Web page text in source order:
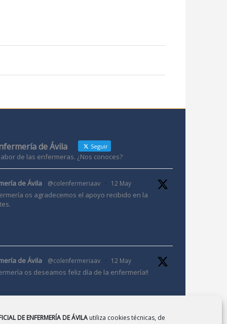
DE ENFERMERÍA DE ÁVILA utiliza cookies técnicas, de
de Ávila Seguir
de las enfermeras. ¿Nos conoces?
de Ávila @colenfermeriaav · 12 May
os agradecemos el apoyo recibido en la
de Ávila @colenfermeriaav · 12 May
os deseamos feliz día de la enfermería!!